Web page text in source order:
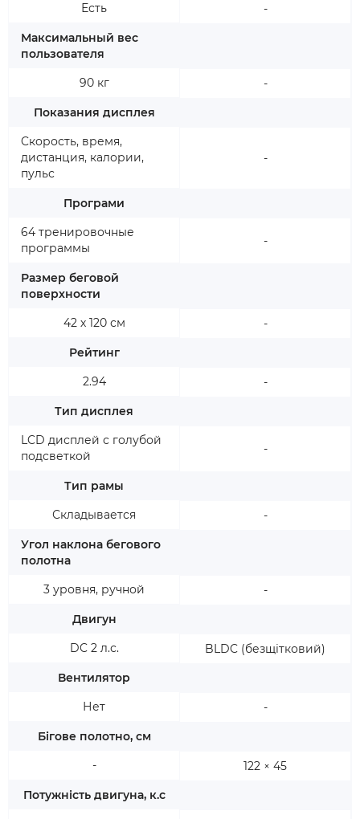
Есть
Максимальный вес
пользователя
90 кг
Показания дисплея
Cкорость, время,
дистанция, калории,
пульс
Програми
64 тренировочные
программы
Размер беговой
поверхности
42 х 120 см
Рейтинг
2.94
Тип дисплея
LCD дисплей с голубой
подсветкой
Тип рамы
Складывается
Угол наклона бегового
полотна
3 уровня, ручной
Двигун
DC 2 л.с.
Вентилятор
Нет
Бігове полотно, см
-
Потужність двигуна, к.с
-
-
-
-
-
-
-
-
-
BLDC (безщітковий)
-
122 × 45